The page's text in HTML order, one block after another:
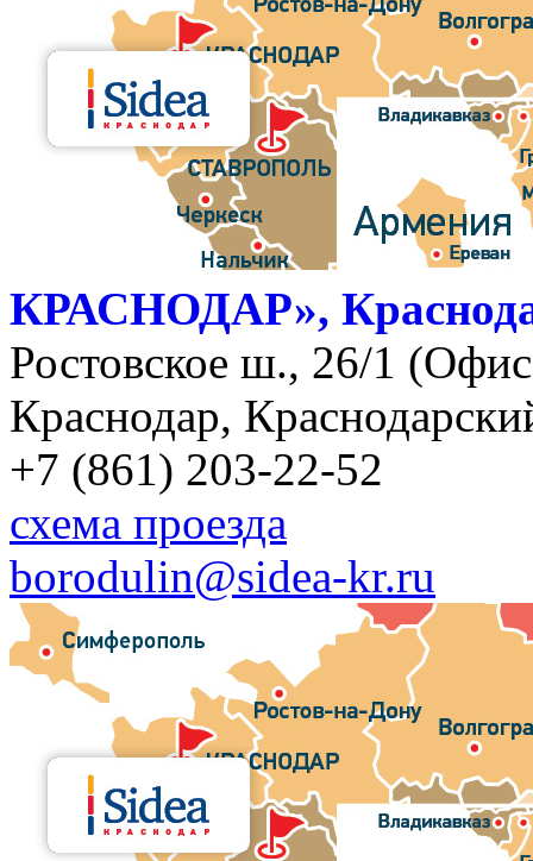
КРАСНОДАР»,
Ростовское ш., 26/1
Краснодар,
+7 (861) 203-22-52
схема проезда
borodulin@sidea-kr.ru